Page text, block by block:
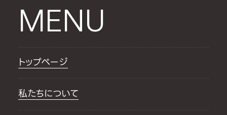
MENU
トップページ
私たちについて